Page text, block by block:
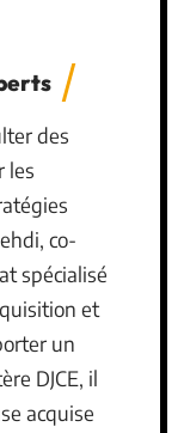
des
les
co-
spécialisé
et
un
DJCE, il
acquise